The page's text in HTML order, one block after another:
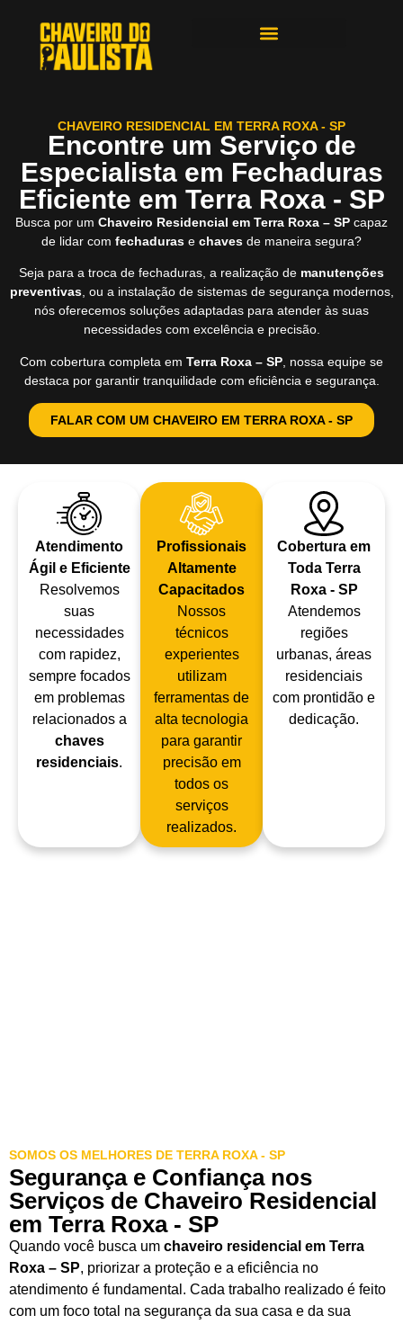
CHAVEIRO RESIDENCIAL EM TERRA ROXA - SP
Encontre um Serviço de
Especialista em Fechaduras
Eficiente em Terra Roxa - SP
Busca por um Chaveiro Residencial em Terra Roxa – SP capaz
de lidar com fechaduras e chaves de maneira segura?
Seja para a troca de fechaduras, a realização de manutenções
preventivas, ou a instalação de sistemas de segurança modernos,
nós oferecemos soluções adaptadas para atender às suas
necessidades com excelência e precisão.
Com cobertura completa em Terra Roxa – SP , nossa equipe se
destaca por garantir tranquilidade com eficiência e segurança.
FALAR COM UM CHAVEIRO EM TERRA ROXA - SP
Atendimento
Ágil e Eficiente
Resolvemos
suas
necessidades
com rapidez,
sempre focados
em problemas
relacionados a
chaves
residenciais.
Profissionais
Altamente
Capacitados
Nossos
técnicos
experientes
utilizam
ferramentas de
alta tecnologia
para garantir
precisão em
todos os
serviços
realizados.
Cobertura em
Toda Terra
Roxa - SP
Atendemos
regiões
urbanas, áreas
residenciais
com prontidão e
dedicação.
SOMOS OS MELHORES DE TERRA ROXA - SP
Segurança e Confiança nos
Serviços de Chaveiro Residencial
em Terra Roxa - SP
Quando você busca um chaveiro residencial em Terra
Roxa – SP, priorizar a proteção e a eficiência no
atendimento é fundamental. Cada trabalho realizado é feito
com um foco total na segurança da sua casa e da sua